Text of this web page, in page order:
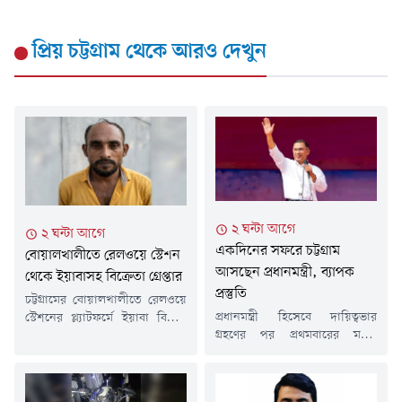
প্রিয় চট্টগ্রামথেকে আরও দেখুন
২ ঘন্টা আগে
বোয়ালখালীতে রেলওয়ে স্টেশন
থেকে ইয়াবাসহ বিক্রেতা গ্রেপ্তার
চট্টগ্রামের বোয়ালখালীতে রেলওয়ে
স্টেশনের প্ল্যাটফর্মে ইয়াবা বিক্রির
কাছ থেকে জব্দ করা হয়েছে ৫৫
পিচ ইয়াবা এবং নগদ ২৩৫০ টাকা।
২ ঘন্টা আগে
একদিনের সফরে চট্টগ্রাম
আসছেন প্রধানমন্ত্রী, ব্যাপক
প্রস্তুতি
প্রধানমন্ত্রী হিসেবে দায়িত্বভার
গ্রহণের পর প্রথমবারের মতো
নিয়েছেন তারেক রহমান। আগামী
রোববার (৯ আগস্ট) একদিনের এই